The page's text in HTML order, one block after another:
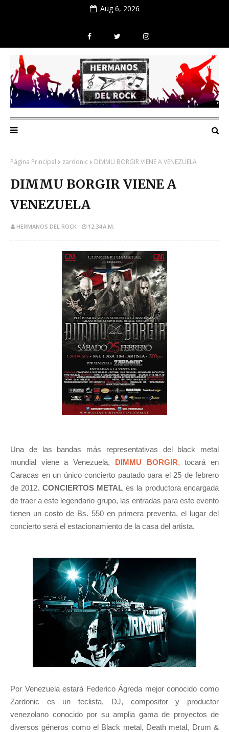
Aug 6, 2026
Página Principal zardonic DIMMU BORGIR VIENE A VENEZUELA
DIMMU BORGIR VIENE A
VENEZUELA
HERMANOS DEL ROCK 12:34 A.M.
Una de las bandas más representativas del black metal
mundial viene a Venezuela, DIMMU BORGIR, tocará en
Caracas en un único concierto pautado para el 25 de febrero
de 2012. CONCIERTOS METAL es la productora encargada
de traer a este legendario grupo, las entradas para este evento
tienen un costo de Bs. 550 en primera preventa, el lugar del
concierto será el estacionamiento de la casa del artista.
Por Venezuela estará Federico Ágreda mejor conocido como
Zardonic es un teclista, DJ, compositor y productor
venezolano conocido por su amplia gama de proyectos de
diversos géneros como el Black metal, Death metal, Drum &